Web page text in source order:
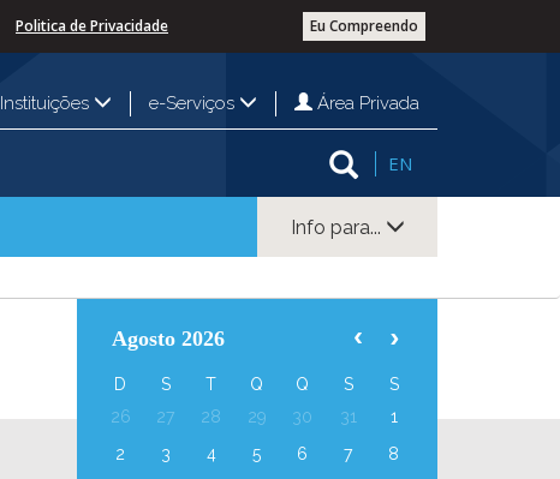
Eu Compreendo
Politica de Privacidade
Instituições e-Serviços Área Privada
EN
Info para...
Agosto 2026
D S T Q Q S
S
26
27 28 29 30 31
1
2
3 4 5 6 7
8